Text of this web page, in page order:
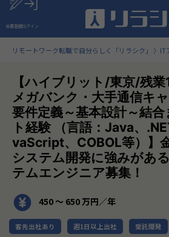
会員登録ログイン
リモートワーク転職で自分らしく「リラシク」 IT
【ハイブリット/東京/残
メガバンク・大手通信キ
要件定義～基本設計～結
ト経験 （言語：Java、
vaScript、COBOL等）】
システム開発に強みがあ
テムエンジニア募集！
450 〜 650 万円／年
客先出社あり 週1日以上出社 受託開発